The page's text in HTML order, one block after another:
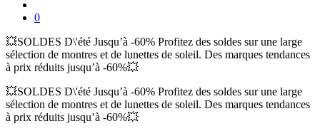
0
💥SOLDES D\'été Jusqu’à -60% Profitez des soldes sur une large
sélection de montres et de lunettes de soleil. Des marques tendances
à prix réduits jusqu’à -60%💥
💥SOLDES D\'été Jusqu’à -60% Profitez des soldes sur une large
sélection de montres et de lunettes de soleil. Des marques tendances
à prix réduits jusqu’à -60%💥